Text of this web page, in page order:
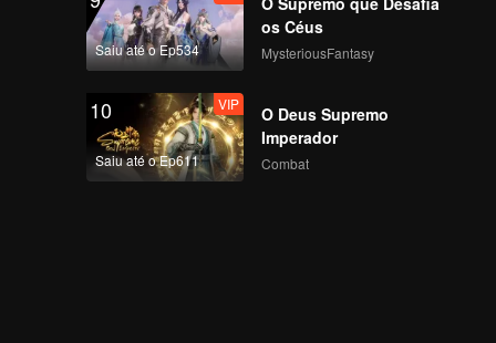
Saiu até o Ep534
os Céus
MysteriousFantasy
10
Saiu até o Ep611
VIP
O Deus Supremo
Imperador
Combat